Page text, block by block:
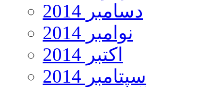
دسامبر 2014
نوامبر 2014
اکتبر 2014
سپتامبر 2014